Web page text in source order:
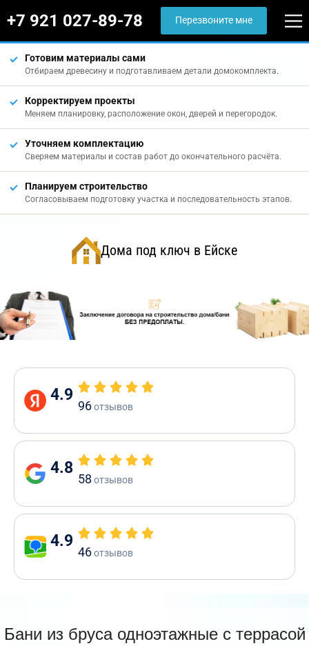
+7 921 027-89-78 Перезвоните мне
Готовим материалы сами
Отбираем древесину и подготавливаем детали домокомплекта.
Корректируем проекты
Меняем планировку, расположение окон, дверей и перегородок.
Уточняем комплектацию
Сверяем материалы и состав работ до окончательного расчёта.
Планируем строительство
Согласовываем подготовку участка и последовательность этапов.
Дома под ключ в Ейске
4.9
96отзывов
4.8
58 отзывов
4.9
46отзывов
Бани из бруса одноэтажные с террасой